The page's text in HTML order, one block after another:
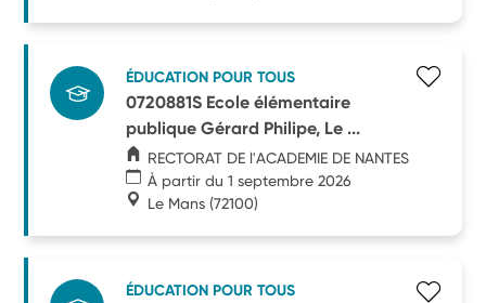
ÉDUCATION POUR TOUS
0720881S Ecole élémentaire
publique Gérard Philipe, Le ...
RECTORAT DE l'ACADEMIE DE NANTES
À partir du 1 septembre 2026
Le Mans (72100)
ÉDUCATION POUR TOUS